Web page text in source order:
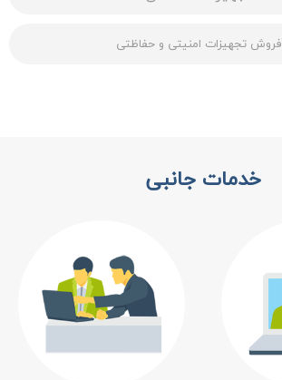
فروش تجهیزات امنیتی و حفاظتی
خدمات جانبی